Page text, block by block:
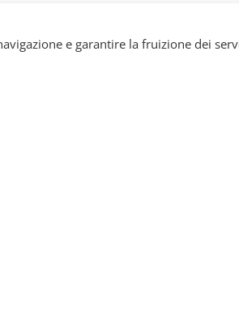
e garantire la fruizione dei